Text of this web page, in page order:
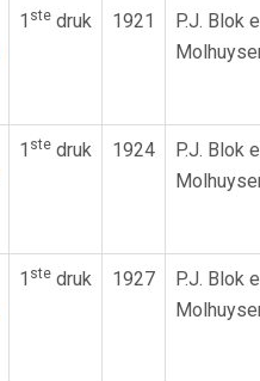
1 ste druk 1921
P.J. Blok
1 ste druk 1924
P.J. Blok
1 ste druk 1927
P.J. Blok